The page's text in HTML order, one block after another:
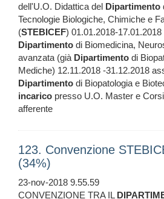
dell'U.O. Didattica del Dipartimento
Tecnologie Biologiche, Chimiche e
(STEBICEF) 01.01.2018-
Dipartimento di Biomedicina,
avanzata (già Dipartimento di
Mediche) 12.11.2018 -31.12.2018
Dipartimento di Biopatologia e
incarico presso U.O. Master e
afferente
123. Convenzione
(34%)
23-nov-2018 9.55.59
CONVENZIONE TRA IL